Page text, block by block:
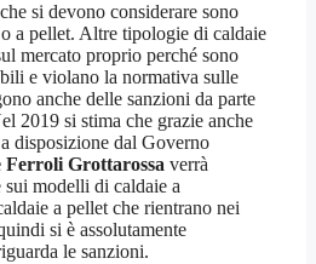
si devono considerare sono
a pellet. Altre tipologie di caldaie
mercato proprio perché sono
e violano la normativa sulle
anche delle sanzioni da parte
2019 si stima che grazie anche
disposizione dal Governo
Ferroli Grottarossa verrà
sui modelli di caldaie a
a pellet che rientrano nei
si è assolutamente
le sanzioni.